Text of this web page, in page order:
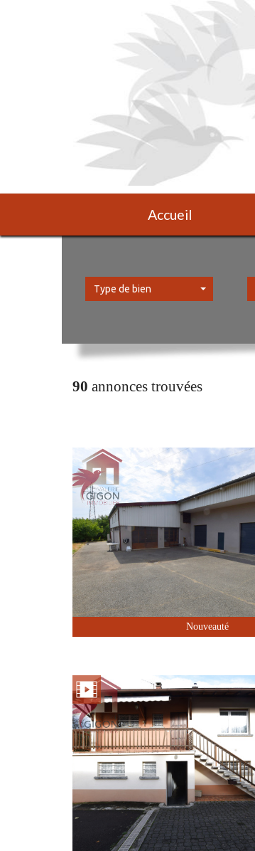
Accueil
Type de bien
90 annonces trouvées
Nouveauté